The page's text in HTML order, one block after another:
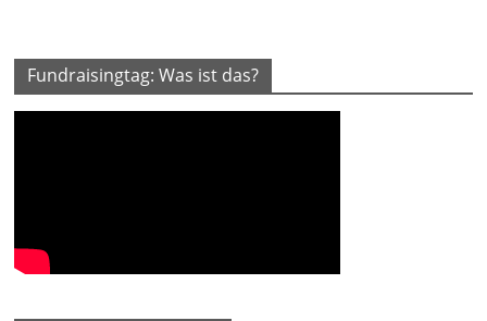
Fundraisingtag: Was ist das?